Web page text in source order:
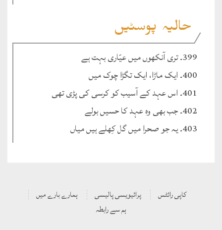
حالیہ پوسٹیں
399۔ تری آنکھوں میں عیّاری بہت ہے
400۔ ایک ماڑا، ایک تگڑا چوک میں
401۔ اس عہد کے آسیب کو کرسی کی پڑی تھی
402۔ جب بھی وہ عہد کا حسیں بولے
403۔ یہ جو صحرا میں گل کِھلے ہیں میاں
کاپی رائٹس پرائیویسی پالیسی
ہمارے بارے میں
ہم سے رابطہ